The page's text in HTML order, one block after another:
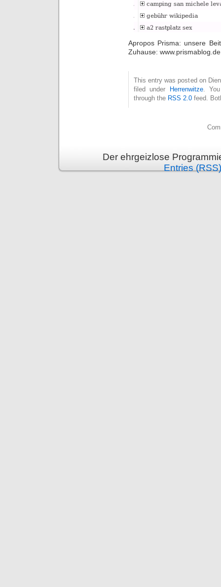
Apropos Prisma: unsere
Zuhause:
This entry was posted on
filed under
Herrenwitze.
through the RSS 2.0 feed.
Der ehrgeizlose
Entries (RSS)